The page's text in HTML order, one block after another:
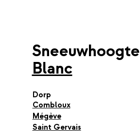
Sneeuwhoogte
Blanc
Dorp
Combloux
Mégève
Saint Gervais